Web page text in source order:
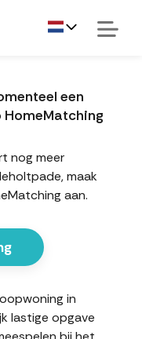
een
nog meer
maak
aan.
in
lastige opgave